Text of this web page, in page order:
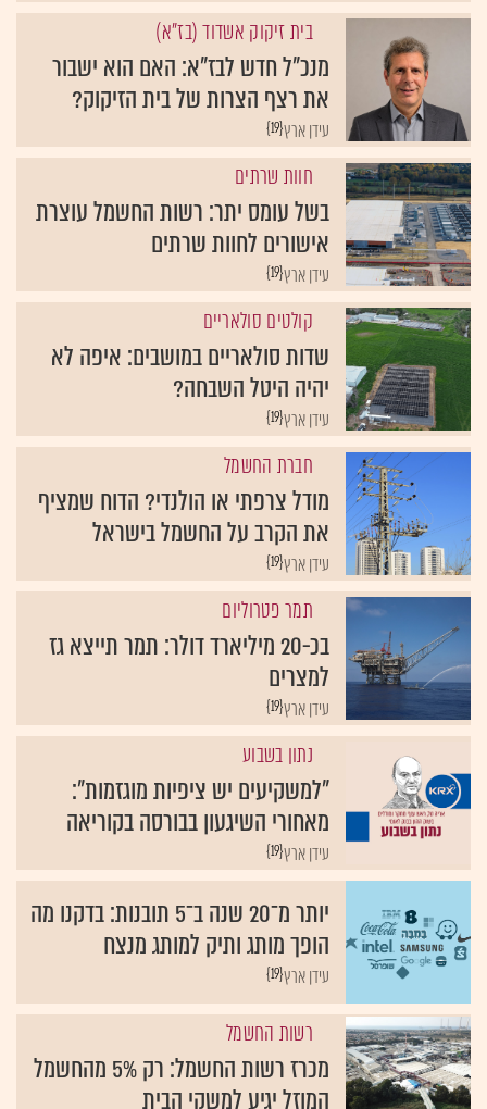
בית זיקוק אשדוד (בז"א)
מנכ"ל חדש לבז"א: האם הוא ישבור
את רצף הצרות של בית הזיקוק?
{19}עידן ארץ
חוות שרתים
בשל עומס יתר: רשות החשמל עוצרת
אישורים לחוות שרתים
{19}עידן ארץ
קולטים סולאריים
שדות סולאריים במושבים: איפה לא
יהיה היטל השבחה?
{19}עידן ארץ
חברת החשמל
מודל צרפתי או הולנדי? הדוח שמציף
את הקרב על החשמל בישראל
{19}עידן ארץ
תמר פטרוליום
בכ-20 מיליארד דולר: תמר תייצא גז
למצרים
{19}עידן ארץ
נתון בשבוע
"למשקיעים יש ציפיות מוגזמות":
מאחורי השיגעון בבורסה בקוריאה
{19}עידן ארץ
יותר מ־20 שנה ב־5 תובנות: בדקנו מה
הופך מותג ותיק למותג מנצח
{19}עידן ארץ
רשות החשמל
מכרז רשות החשמל: רק 5% מהחשמל
המוזל יגיע למשקי הבית